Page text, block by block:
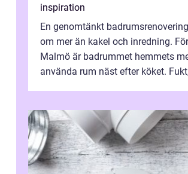
inspiration
En genomtänkt
om mer än kakel och inredning.
Malmö är badrummet hemmets
använda rum näst efter köket.